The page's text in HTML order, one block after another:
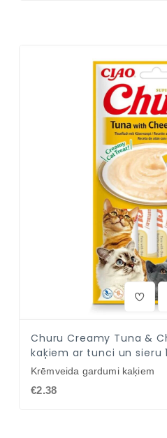
Churu Creamy Tuna &
kaķiem ar tunci un sieru
Krēmveida gardumi kaķiem
€2.38